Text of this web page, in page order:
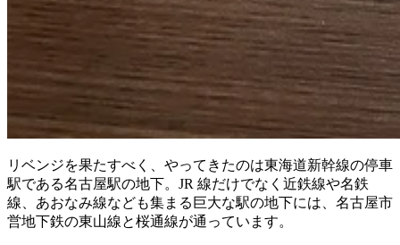
リベンジを果たすべく、やってきたのは東海道新幹線の停車
駅である名古屋駅の地下。JR 線だけでなく近鉄線や名鉄
線、あおなみ線なども集まる巨大な駅の地下には、名古屋市
営地下鉄の東山線と桜通線が通っています。